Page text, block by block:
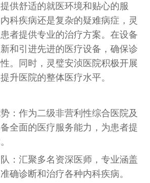
供舒适的就医环境和贴心的服
科疾病还是复杂的疑难病症，灵
者提供专业的治疗方案。在设备
和引进先进的医疗设备，确保诊
。同时，灵璧安浈医院积极开展
升医院的整体医疗水平。
：作为二级非营利性综合医院及
全面的医疗服务能力，为患者提
：汇聚多名资深医师，专业涵盖
确诊断和治疗各种内科疾病。